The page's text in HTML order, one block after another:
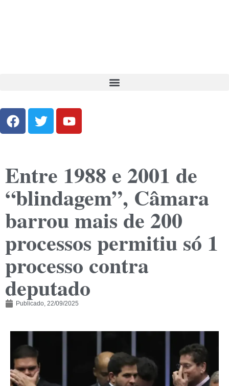
Entre 1988 e 2001 de
“blindagem”, Câmara
barrou mais de 200
processos permitiu só 1
processo contra
deputado
Publicado, 22/09/2025